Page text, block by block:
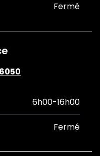
Fermé
6h00-16h00
Fermé